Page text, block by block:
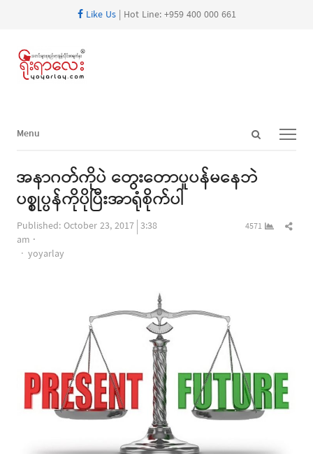
Like Us| Hot Line: +959 400 000 661
Open
Menu
Menu
အနာဂတ်ကိုပဲ တွေးတောပူပန်မနေဘဲ
ပစ္စုပ္ပန်ကိုပိုပြီးအာရုံစိုက်ပါ
Published:October 23, 2017 3:38
am
Author
yoyarlay
4571